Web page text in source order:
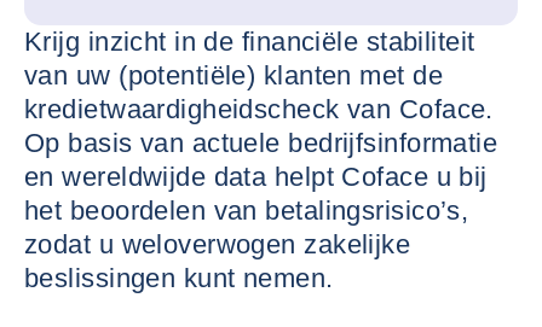
Krijg inzicht in de financiële stabiliteit
van uw (potentiële) klanten met de
kredietwaardigheidscheck van Coface.
Op basis van actuele bedrijfsinformatie
en wereldwijde data helpt Coface u bij
het beoordelen van betalingsrisico’s,
zodat u weloverwogen zakelijke
beslissingen kunt nemen.